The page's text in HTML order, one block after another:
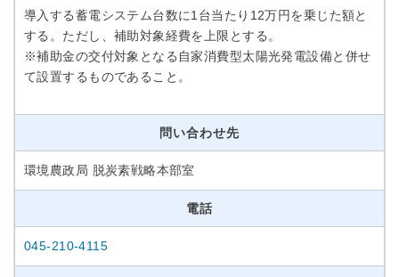
導入する蓄電システム台数に1台当たり12万円を乗じた額と
する。ただし、補助対象経費を上限とする。
※補助金の交付対象となる自家消費型太陽光発電設備と併せ
て設置するものであること。
問い合わせ先
環境農政局 脱炭素戦略本部室
電話
045-210-4115